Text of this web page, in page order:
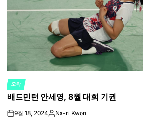
POSTED
IN
오락
배드민턴 안세영, 8월 대회 기권
on9월 18, 2024Posted
Na-ri Kwon